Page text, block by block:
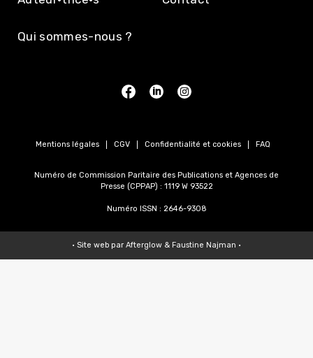
Qui sommes-nous ?
Mentions légales CGV Confidentialité et cookies FAQ
Numéro de Commission Paritaire des Publications et Agences de
Presse (CPPAP) : 1119 W 93522
Numéro ISSN : 2646-9308
• Site web par Afterglow & Faustine Najman •